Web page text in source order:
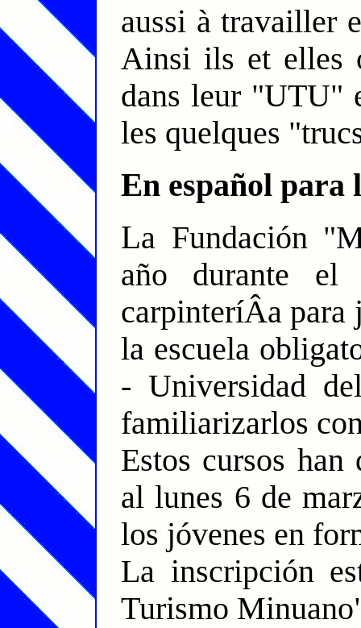
aussi à travailler
Ainsi ils et elles
dans leur "UTU"
les quelques
En español
La Fundación "Minuano*Puede" organiza cada
año durante el
carpinteríÂ­a para
la escuela
- Universidad
familiarizarlos
Estos cursos
al lunes 6 de
los jóvenes en
La inscripción
Turismo